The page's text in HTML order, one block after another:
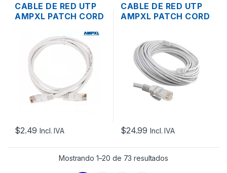
CABLE DE RED UTP
AMPXL PATCH CORD
$2.49 Incl. IVA
CABLE DE RED UTP
AMPXL PATCH CORD
$24.99 Incl. IVA
Mostrando 1–20 de 73 resultados